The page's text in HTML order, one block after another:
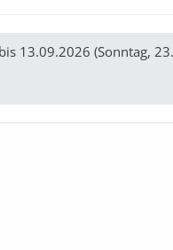
13.09.2026 (Sonntag,